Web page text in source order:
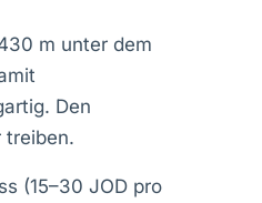
m unter dem
Den
treiben.
(15–30 JOD pro